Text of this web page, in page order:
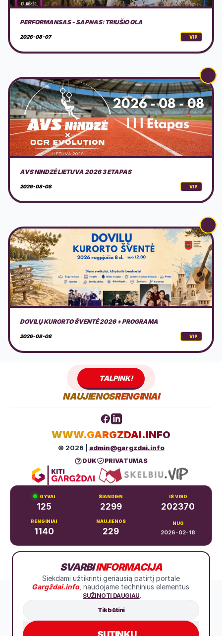
AVS NINDZĖ LIETUVA 2026 3 ETAPAS
2026-08-08 VIP
DOVILŲ KURORTO ŠVENTĖ 2026 + PROGRAMA
2026-08-08 VIP
AMERICAN MOTOR FEST 2026
2026-08-08 VIP
TALPINK!
NAUJIENOSRENGINIAI
WWW.GARGZDAI.INFO
© 2026 | admin@gargzdai.info
DUK PRIVATUMAS
GYVAI
125
ŠIANDIEN
2299
IŠ VISO
202370
RENGINIAI
1140
NAUJIENOS
229
NUO
2026-02-18
+370 683 99766
SVARBIINFORMACIJA
Siekdami užtikrinti geriausią patirtį portale
Gargždai.info, naudojame techninius elementus.
SUŽINOTI DAUGIAU.
Tik būtini